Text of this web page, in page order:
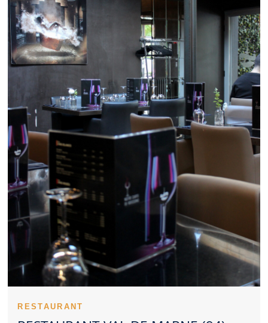
influence fortement l’avis final des clients. L’accessibilité d’un
Restaurant Val de Marne participe au confort global de la sortie.
Un Restaurant Val de Marne performant le midi gagne la
confiance des habitués. Un Restaurant Val de Marne propice à
la détente convient parfaitement au dîner. Un Restaurant Val de
Marne constitue parfois un excellent lieu pour échanger autour
d’un repas. Un Restaurant Val de Marne attractif propose
généralement un bon niveau de qualité pour son tarif. Les
recettes emblématiques donnent du relief à un Restaurant Val de
Marne. La régularité des prestations valorise fortement un
Restaurant Val de Marne. Consulter les impressions des clients
éclaire le choix d’un Restaurant Val de Marne. Un Restaurant Val
de Marne peut aussi bien rassurer par ses classiques que
surprendre par sa créativité. Prévoir sa table dans un Restaurant
Val de Marne facilite l’organisation de la sortie. Un Restaurant
Val de Marne qui pense aux familles élargit son attractivité. Un
Restaurant Val de Marne élégant convient parfaitement aux
repas à deux. L’esthétique culinaire représente un vrai plus pour
un Restaurant Val de Marne. L’hygiène fait partie des éléments
essentiels pour évaluer un Restaurant Val de Marne. Un
Restaurant Val de Marne attractif associe généralement confort,
saveur et accueil.
Un Restaurant Val de Marne peut rapidement devenir une table
recherchée. Le positionnement d’un Restaurant Val de Marne se
remarque très vite sur place. L’implication de l’équipe fait
progresser la perception d’un Restaurant Val de Marne. La
Val de Marne. Les entrées constituent un moment stratégique
RESTAURANT